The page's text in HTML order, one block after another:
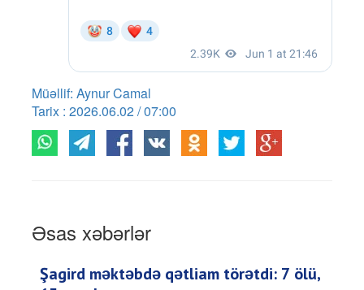
Müəllif: Aynur Camal
Tarix : 2026.06.02 / 07:00
Əsas xəbərlər
Şagird məktəbdə qətliam törətdi: 7 ölü,